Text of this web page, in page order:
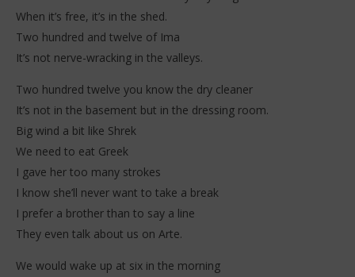
When it’s free, it’s in the shed.
Two hundred and twelve of Ima
It’s not nerve-wracking in the valleys.
Two hundred twelve you know the dry cleaner
It’s not in the basement but in the dressing room.
Big wind a bit like Shrek
We need to eat Greek
I gave her too many strokes
I know she’ll never want to take a break
I prefer a brother than to say a line
They even talk about us on Arte.
We would wake up at six in the morning